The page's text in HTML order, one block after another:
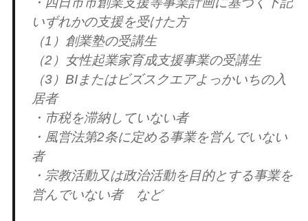
いずれかの支援を受けた方
（1）創業塾の受講生
（2）女性起業家育成支援事業の受講生
（3）BIまたはビズスクエアよっかいちの入
居者
・市税を滞納していない者
・風営法第2条に定める事業を営んでいない
者
・宗教活動又は政治活動を目的とする事業を
営んでいない者 など